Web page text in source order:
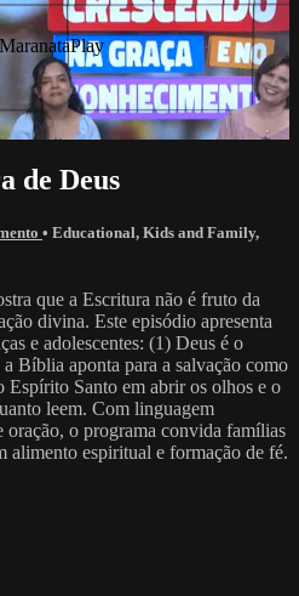
de Deus
• Educational, Kids and Family,
que a Escritura não é fruto da
divina. Este episódio apresenta
e adolescentes: (1) Deus é o
Bíblia aponta para a salvação como
Espírito Santo em abrir os olhos e o
leem. Com linguagem
oração, o programa convida famílias
alimento espiritual e formação de fé.